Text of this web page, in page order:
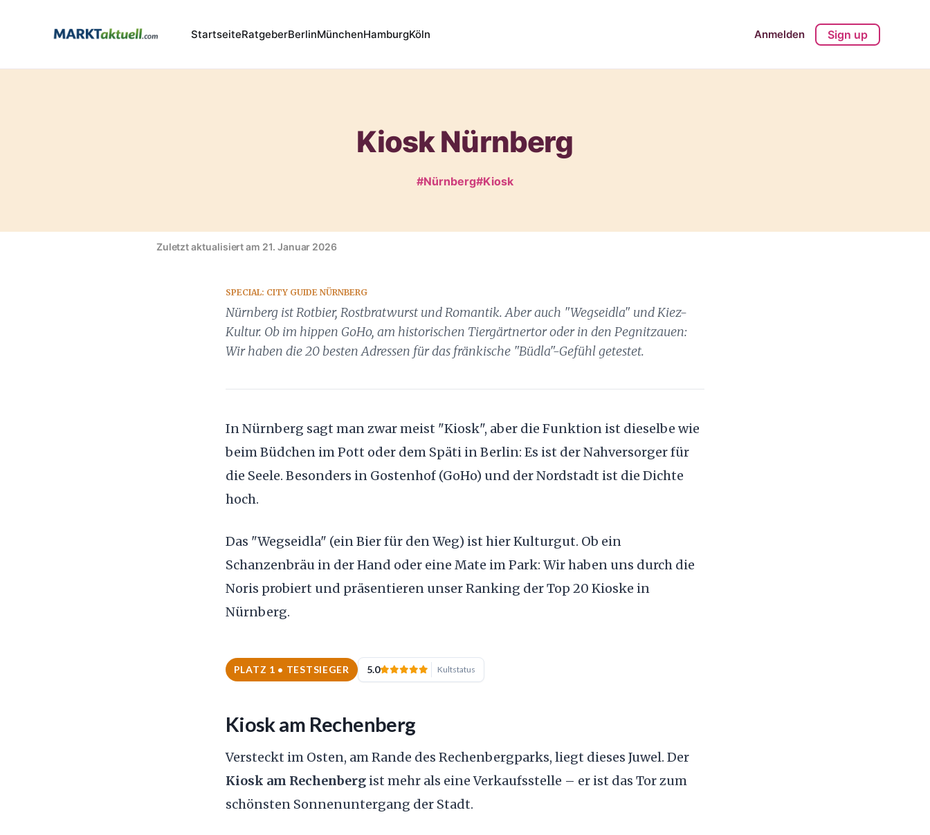
StartseiteRatgeberBerlinMünchenHamburgKöln Anmelden Sign up
Kiosk Nürnberg
#Nürnberg#Kiosk
Zuletzt aktualisiert am 21. Januar 2026
SPECIAL: CITY GUIDE NÜRNBERG
Nürnberg ist Rotbier, Rostbratwurst und Romantik. Aber auch "Wegseidla" und Kiez-
Kultur. Ob im hippen GoHo, am historischen Tiergärtnertor oder in den Pegnitzauen:
Wir haben die 20 besten Adressen für das fränkische "Büdla"-Gefühl getestet.
In Nürnberg sagt man zwar meist "Kiosk", aber die Funktion ist dieselbe wie
beim Büdchen im Pott oder dem Späti in Berlin: Es ist der Nahversorger für
die Seele. Besonders in Gostenhof (GoHo) und der Nordstadt ist die Dichte
hoch.
Das "Wegseidla" (ein Bier für den Weg) ist hier Kulturgut. Ob ein
Schanzenbräu in der Hand oder eine Mate im Park: Wir haben uns durch die
Noris probiert und präsentieren unser Ranking der Top 20 Kioske in
Nürnberg.
PLATZ 1 • TESTSIEGER 5.0 Kultstatus
Kiosk am Rechenberg
Versteckt im Osten, am Rande des Rechenbergparks, liegt dieses Juwel. Der
Kiosk am Rechenbergist mehr als eine Verkaufsstelle – er ist das Tor zum
schönsten Sonnenuntergang der Stadt.